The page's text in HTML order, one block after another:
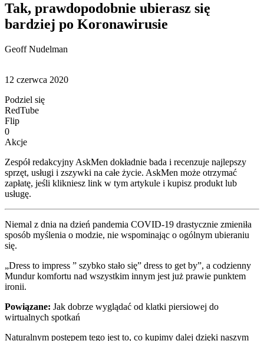
Tak, prawdopodobnie ubierasz się
bardziej po Koronawirusie
Geoff Nudelman
12 czerwca 2020
Podziel się
RedTube
Flip
0
Akcje
Zespół redakcyjny AskMen dokładnie bada i recenzuje najlepszy
sprzęt, usługi i zszywki na całe życie. AskMen może otrzymać
zapłatę, jeśli klikniesz link w tym artykule i kupisz produkt lub
usługę.
Niemal z dnia na dzień pandemia COVID-19 drastycznie zmieniła
sposób myślenia o modzie, nie wspominając o ogólnym ubieraniu
się.
„Dress to impress ” szybko stało się” dress to get by”, a codzienny
Mundur komfortu nad wszystkim innym jest już prawie punktem
ironii.
Powiązane: Jak dobrze wyglądać od klatki piersiowej do
wirtualnych spotkań
Naturalnym postępem tego jest to, co kupimy dalej dzięki naszym